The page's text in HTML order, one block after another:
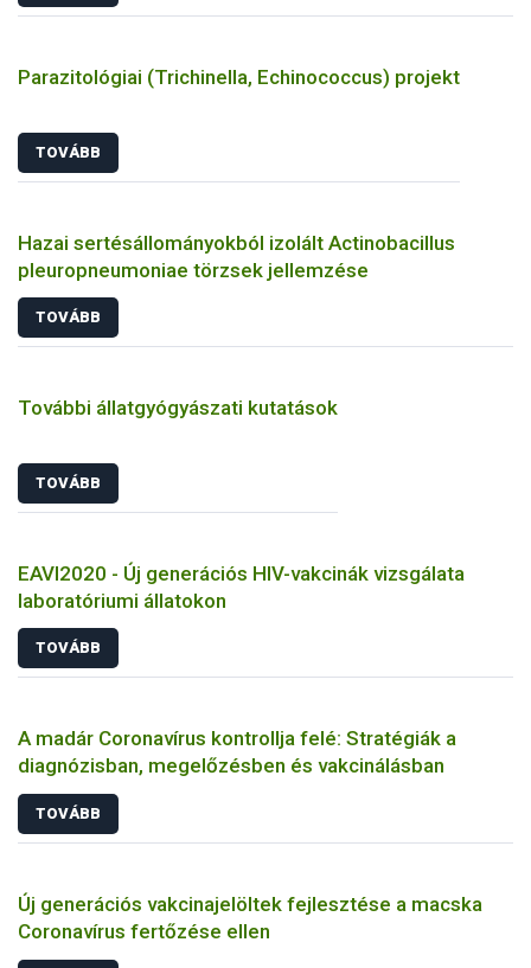
Parazitológiai (Trichinella, Echinococcus) projekt
TOVÁBB
Hazai sertésállományokból izolált Actinobacillus
pleuropneumoniae törzsek jellemzése
TOVÁBB
További állatgyógyászati kutatások
TOVÁBB
EAVI2020 - Új generációs HIV-vakcinák vizsgálata
laboratóriumi állatokon
TOVÁBB
A madár Coronavírus kontrollja felé: Stratégiák a
diagnózisban, megelőzésben és vakcinálásban
TOVÁBB
Új generációs vakcinajelöltek fejlesztése a macska
Coronavírus fertőzése ellen